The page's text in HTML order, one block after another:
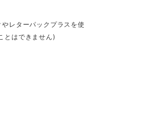
レターパックプラスを使
とはできません)